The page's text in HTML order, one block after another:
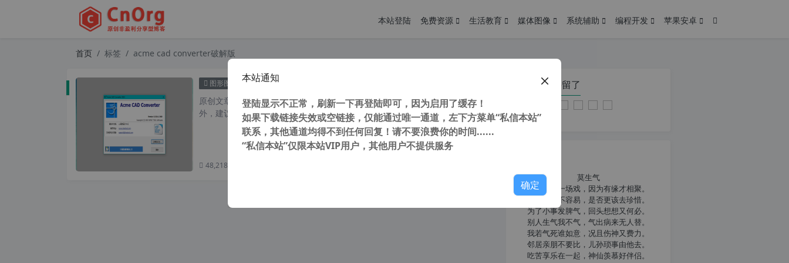
本站登陆 免费资源 生活教育 媒体图像 系统辅助 编程开发 苹果安卓
首页 标签 acme cad converter破解版
图形图像 Acme CAD Converter 2023 8.10.6.1560 汉化中文版 小巧CAD看图软件 支持批量转换
原创文章，转载请注明： 转载自cnorg.12hp.de 注意：由于网站空间位于国
外，建议避开晚上的访问高峰期...
48,218 次浏览
您在本页停留了
莫生气
人生就像一场戏，因为有缘才相聚。
相扶到老不容易，是否更该去珍惜。
为了小事发脾气，回头想想又何必。
别人生气我不气，气出病来无人替。
我若气死谁如意，况且伤神又费力。
邻居亲朋不要比，儿孙琐事由他去。
吃苦享乐在一起，神仙羡慕好伴侣。
本站通知
登陆显示不正常，刷新一下再登陆即可，因为启用了缓存！
如果下载链接失效或空链接，仅能通过唯一通道，左下方菜单“私信本站”
联系，其他通道均得不到任何回复！请不要浪费你的时间......
“私信本站”仅限本站VIP用户，其他用户不提供服务
确定